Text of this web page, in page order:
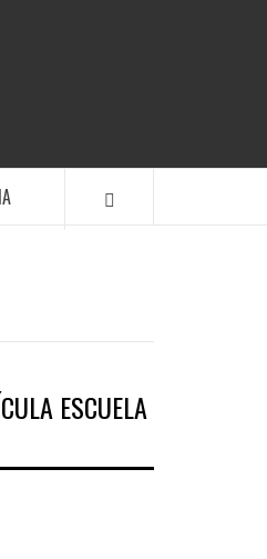
ESCUELA